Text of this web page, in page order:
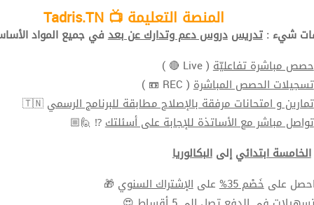
المنصة التعليمة 📺 Tadris.TN
شيء :تدريس دروس دعم وتدارك عن بعدفي جميع المواد
حصص مباشرة تفاعليّة( Live 🔴 )
تسجيلات الحصص المباشرة( REC 📼 )
تمارين و امتحانات مرفقة بالإصلاح مطابقة للبرنامج الرسمي 🇹🇳
تواصل مباشر مع الأساتذة للإجابة على أسئلتك⁉ 🙋🏼
الخامسة ابتدائيإلىالبكالوريا
علىخَصْم 35% علىالإشتراك السنوي 🎁